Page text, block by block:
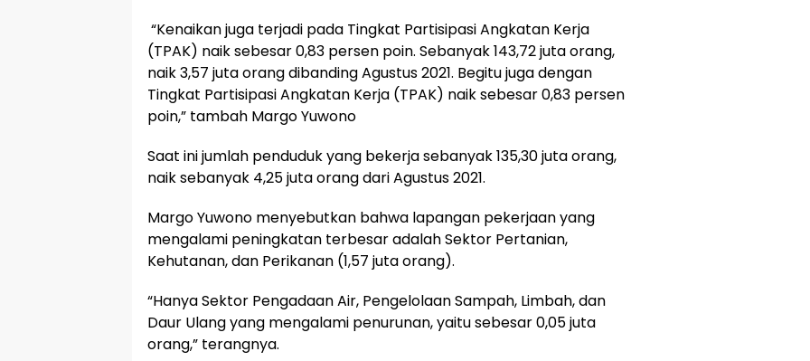
“Kenaikan juga terjadi pada Tingkat Partisipasi Angkatan Kerja
(TPAK) naik sebesar 0,83 persen poin. Sebanyak 143,72 juta orang,
naik 3,57 juta orang dibanding Agustus 2021. Begitu juga dengan
Tingkat Partisipasi Angkatan Kerja (TPAK) naik sebesar 0,83 persen
poin,” tambah Margo Yuwono
Saat ini jumlah penduduk yang bekerja sebanyak 135,30 juta orang,
naik sebanyak 4,25 juta orang dari Agustus 2021.
Margo Yuwono menyebutkan bahwa lapangan pekerjaan yang
mengalami peningkatan terbesar adalah Sektor Pertanian,
Kehutanan, dan Perikanan (1,57 juta orang).
“Hanya Sektor Pengadaan Air, Pengelolaan Sampah, Limbah, dan
Daur Ulang yang mengalami penurunan, yaitu sebesar 0,05 juta
orang,” terangnya.